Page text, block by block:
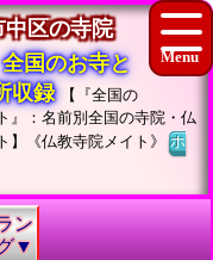
中区の寺院
全国のお寺と
収録
【『全国の
』：名前別全国の寺院・仏
】《仏教寺院メイト》ホ
ン
▼